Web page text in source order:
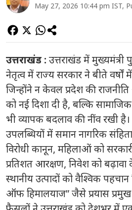
May 27, 2026 10:44 pm IST,
उत्तराखंड : उत्तराखंड में मुख्यमंत्री
नेतृत्व में राज्य सरकार ने बीते
जिन्होंने न केवल प्रदेश की
को नई दिशा दी है, बल्कि
भी व्यापक बदलाव की नींव रखी
उपलब्धियों में समान नागरिक
विरोधी कानून, महिलाओं को
प्रतिशत आरक्षण, निवेश को बढ़ावा
स्थानीय उत्पादों को वैश्विक
ऑफ हिमालयाज” जैसे प्रयास